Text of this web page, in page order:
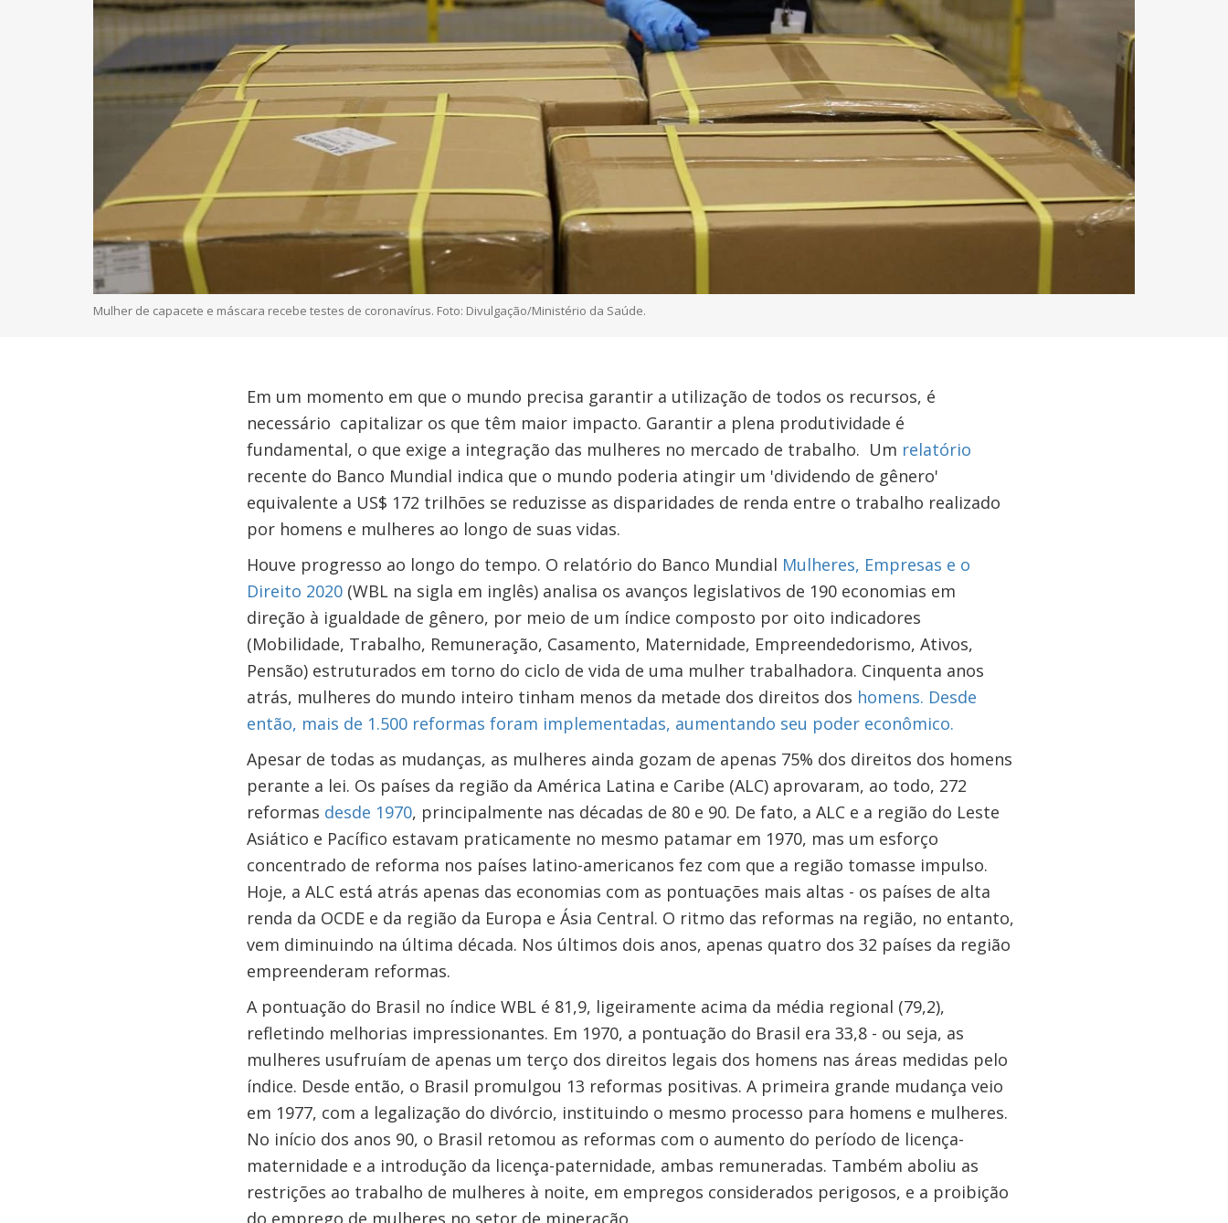
Mulher de capacete e máscara recebe testes de coronavírus. Foto: Divulgação/Ministério da Saúde.
Em um momento em que o mundo precisa garantir a utilização de todos os recursos, é
necessário capitalizar os que têm maior impacto. Garantir a plena produtividade é
fundamental, o que exige a integração das mulheres no mercado de trabalho. Um relatório
recente do Banco Mundial indica que o mundo poderia atingir um 'dividendo de gênero'
equivalente a US$ 172 trilhões se reduzisse as disparidades de renda entre o trabalho realizado
por homens e mulheres ao longo de suas vidas.
Houve progresso ao longo do tempo. O relatório do Banco Mundial Mulheres, Empresas e o
Direito 2020(WBL na sigla em inglês) analisa os avanços legislativos de 190 economias em
direção à igualdade de gênero, por meio de um índice composto por oito indicadores
(Mobilidade, Trabalho, Remuneração, Casamento, Maternidade, Empreendedorismo, Ativos,
Pensão) estruturados em torno do ciclo de vida de uma mulher trabalhadora. Cinquenta anos
atrás, mulheres do mundo inteiro tinham menos da metade dos direitos dos homens. Desde
então, mais de 1.500 reformas foram implementadas, aumentando seu poder econômico.
Apesar de todas as mudanças, as mulheres ainda gozam de apenas 75% dos direitos dos homens
perante a lei. Os países da região da América Latina e Caribe (ALC) aprovaram, ao todo, 272
reformas desde 1970, principalmente nas décadas de 80 e 90. De fato, a ALC e a região do Leste
Asiático e Pacífico estavam praticamente no mesmo patamar em 1970, mas um esforço
concentrado de reforma nos países latino-americanos fez com que a região tomasse impulso.
Hoje, a ALC está atrás apenas das economias com as pontuações mais altas - os países de alta
renda da OCDE e da região da Europa e Ásia Central. O ritmo das reformas na região, no entanto,
vem diminuindo na última década. Nos últimos dois anos, apenas quatro dos 32 países da região
empreenderam reformas.
A pontuação do Brasil no índice WBL é 81,9, ligeiramente acima da média regional (79,2),
refletindo melhorias impressionantes. Em 1970, a pontuação do Brasil era 33,8 - ou seja, as
mulheres usufruíam de apenas um terço dos direitos legais dos homens nas áreas medidas pelo
índice. Desde então, o Brasil promulgou 13 reformas positivas. A primeira grande mudança veio
em 1977, com a legalização do divórcio, instituindo o mesmo processo para homens e mulheres.
No início dos anos 90, o Brasil retomou as reformas com o aumento do período de licença-
maternidade e a introdução da licença-paternidade, ambas remuneradas. Também aboliu as
restrições ao trabalho de mulheres à noite, em empregos considerados perigosos, e a proibição
do emprego de mulheres no setor de mineração.